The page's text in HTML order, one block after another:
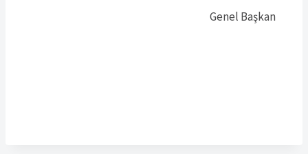
Genel Başkan